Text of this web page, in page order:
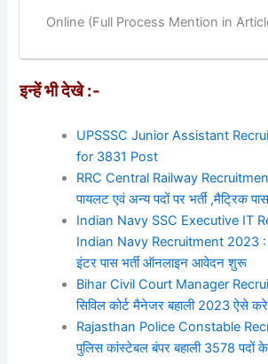
Online (Full Process Mention in
इन्हें भी देखे :-
UPSSSC Junior Assistant
for 3831 Post
RRC Central Railway
पायलट एवं अन्य पदों पर भर्ती ,मैट्रिक
Indian Navy SSC Executive IT
Indian Navy Recruitment 2023 :
इंटर पास भर्ती ऑनलाइन आवेदन शुरू
Bihar Civil Court Manager
सिविल कोर्ट मैनेजर बहाली 2023 ऐसे
Rajasthan Police Constable
पुलिस कांस्टेबल बंपर बहाली 3578